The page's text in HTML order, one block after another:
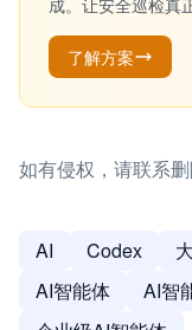
成。让安全巡检真
了解方案
如有侵权，请联系删
AI Codex
AI智能体
AI智